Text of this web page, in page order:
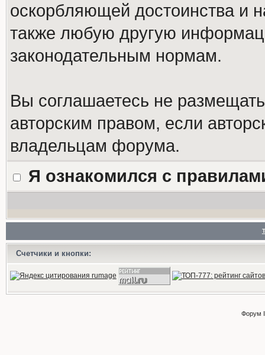
оскорбляющей достоинства и
также любую другую
законодательным нормам.
Вы соглашаетесь не
авторским правом, если
владельцам форума.
Я ознакомился с
Счетчики и кнопки:
Форум